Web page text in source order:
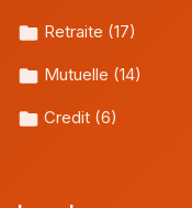
Retraite (17)
Mutuelle (14)
Credit (6)